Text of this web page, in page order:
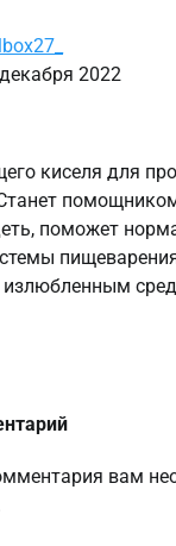
2022
киселя для
поможет
излюбленным
вам